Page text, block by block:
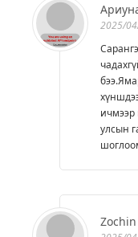
2025/
ичмээр
улсын
Zochin